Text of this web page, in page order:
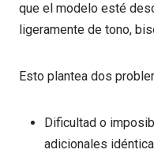
que el modelo esté
ligeramente de tono,
Esto plantea dos
Dificultad o
adicionales